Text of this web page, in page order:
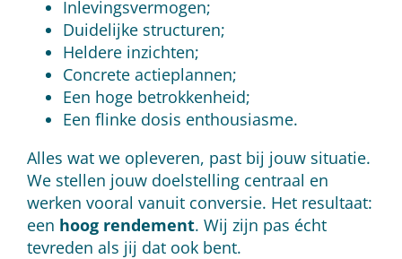
Inlevingsvermogen;
Duidelijke structuren;
Heldere inzichten;
Concrete actieplannen;
Een hoge betrokkenheid;
Een flinke dosis enthousiasme.
Alles wat we opleveren, past bij jouw situatie.
We stellen jouw doelstelling centraal en
werken vooral vanuit conversie. Het resultaat:
een hoog rendement. Wij zijn pas écht
tevreden als jij dat ook bent.